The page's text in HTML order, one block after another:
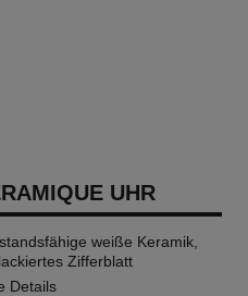
UHR
weiße Keramik,
Zifferblatt
Details